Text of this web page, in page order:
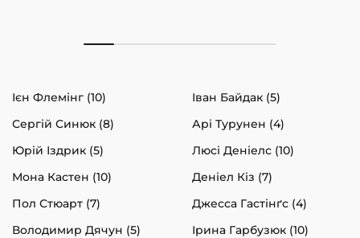
Ієн Флемінг (10)
Іван Байдак (5)
Сергій Синюк (8)
Арі Турунен (4)
Юрій Іздрик (5)
Люсі Деніелс (10)
Мона Кастен (10)
Деніел Кіз (7)
Пол Стюарт (7)
Джесса Гастінґс (4)
Володимир Дячун (5)
Ірина Гарбузюк (10)